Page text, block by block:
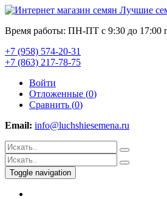
Время работы: ПН-ПТ с 9:30 до
+7 (958) 574-20-31
+7 (863) 217-78-75
Войти
Отложенные (0)
Сравнить (0)
Email: info@luchshiesemena.ru
Toggle navigation